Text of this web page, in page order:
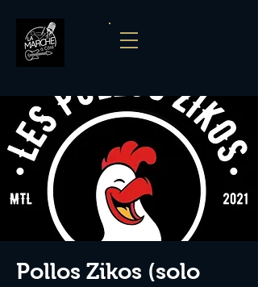
Pollos Zikos (solo